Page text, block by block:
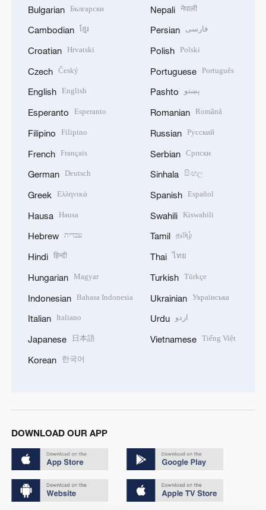
Bulgarian Български
Cambodian ខ្មែរ
Croatian Hrvatski
Czech Český
English English
Esperanto Esperanto
Filipino Filipino
French Français
German Deutsch
Greek Ελληνικά
Hausa Hausa
Hebrew עברית
Hindi हिन्दी
Hungarian Magyar
Indonesian Bahasa Indonesia
Italian Italiano
Japanese 日本語
Korean 한국어
Nepali नेपाली
Persian فارسی
Polish Polski
Portuguese Português
Pashto پښتو
Romanian Română
Russian Русский
Serbian Српски
Sinhala සිංහල
Spanish Español
Swahili Kiswahili
Tamil தமிழ்
Thai ไทย
Turkish Türkçe
Ukrainian Українська
Urdu اردو
Vietnamese Tiếng Việt
DOWNLOAD OUR APP